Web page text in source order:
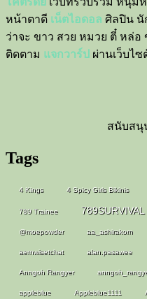
หน้าตาดี เน็ตไอดอล ศิลปิน นั
ว่าจะ ขาว สวย หมวย ตี๋ หล่อ
ติดตาม แจกวาร์ป ผ่านเว็บไซ
สนับสนุ
Tags
4 Kings 4 Spicy Girls Bikinis
789 Trainee 789SURVIVAL
@moepowder aa_ashirakorn
aernwisetchat alan.pasawee
Anngoh Rangyer
appleblue Appleblue1111